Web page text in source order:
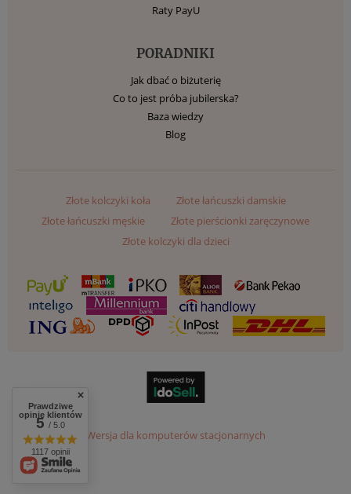
Raty PayU
PORADNIKI
Jak dbać o biżuterię
Co to jest próba jubilerska?
Baza wiedzy
Blog
Złote kolczyki koła
Złote łańcuszki damskie
Złote łańcuszki męskie
Złote pierścionki zaręczynowe
Złote kolczyki dla dzieci
Wersja dla komputerów stacjonarnych
Prawdziwe
opinie klientów
5/ 5.0
1117 opinii